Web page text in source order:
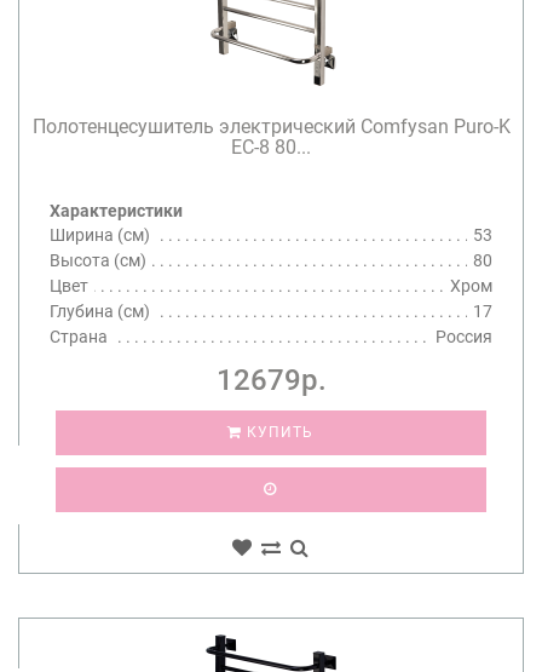
Полотенцесушитель электрический Comfysan Puro-K
EC-8 80...
Характеристики
Ширина (см)
53
Высота (см)
80
Цвет
Хром
Глубина (см)
17
Страна
Россия
12679р.
КУПИТЬ